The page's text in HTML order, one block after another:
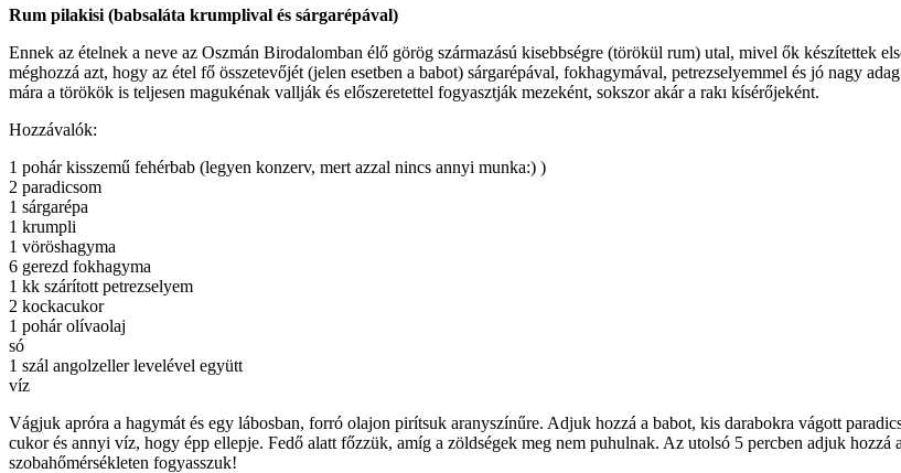
Rum pilakisi (babsaláta krumplival és sárgarépával)
Ennek az ételnek a neve az Oszmán Birodalomban élő görög származású kisebbségre (törökül rum) utal, mivel ők készítettek
méghozzá azt, hogy az étel fő összetevőjét (jelen esetben a babot) sárgarépával, fokhagymával, petrezselyemmel és jó nagy
mára a törökök is teljesen magukénak vallják és előszeretettel fogyasztják mezeként, sokszor akár a rakı kísérőjeként.
Hozzávalók:
1 pohár kisszemű fehérbab (legyen konzerv, mert azzal nincs annyi munka:) )
2 paradicsom
1 sárgarépa
1 krumpli
1 vöröshagyma
6 gerezd fokhagyma
1 kk szárított petrezselyem
2 kockacukor
1 pohár olívaolaj
só
1 szál angolzeller levelével együtt
víz
Vágjuk apróra a hagymát és egy lábosban, forró olajon pirítsuk aranyszínűre. Adjuk hozzá a babot, kis darabokra vágott
cukor és annyi víz, hogy épp ellepje. Fedő alatt főzzük, amíg a zöldségek meg nem puhulnak. Az utolsó 5 percben adjuk hozzá
szobahőmérsékleten fogyasszuk!